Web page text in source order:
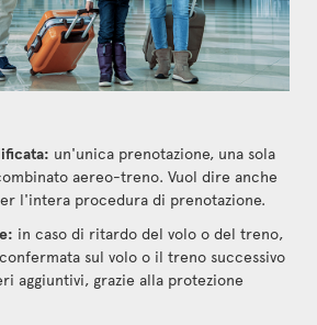
un'unica prenotazione, una sola
aereo-treno. Vuol dire anche
l'intera procedura di prenotazione.
in caso di ritardo del volo o del treno,
sul volo o il treno successivo
aggiuntivi, grazie alla protezione